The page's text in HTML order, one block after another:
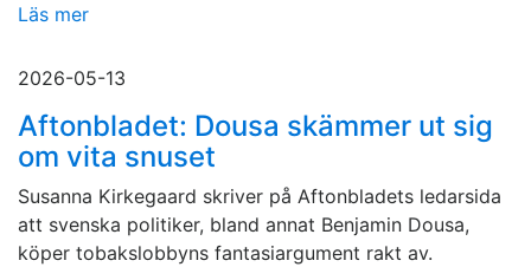
Läs mer
2026-05-13
Aftonbladet: Dousa skämmer ut sig
om vita snuset
Susanna Kirkegaard skriver på Aftonbladets ledarsida
att svenska politiker, bland annat Benjamin Dousa,
köper tobakslobbyns fantasiargument rakt av.